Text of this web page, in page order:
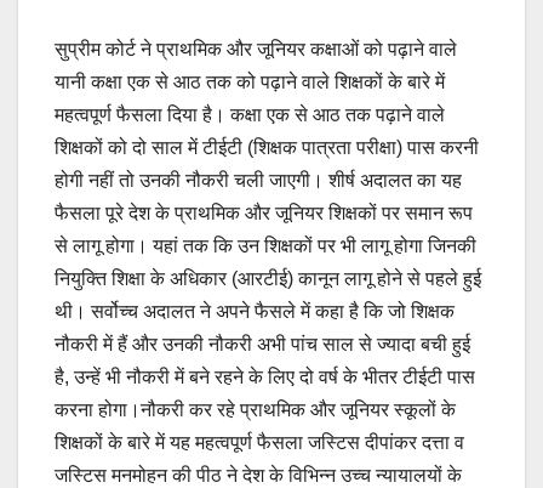
सुप्रीम कोर्ट ने प्राथमिक और जूनियर कक्षाओं को पढ़ाने वाले
यानी कक्षा एक से आठ तक को पढ़ाने वाले शिक्षकों के बारे में
महत्वपूर्ण फैसला दिया है। कक्षा एक से आठ तक पढ़ाने वाले
शिक्षकों को दो साल में टीईटी (शिक्षक पात्रता परीक्षा) पास करनी
होगी नहीं तो उनकी नौकरी चली जाएगी। शीर्ष अदालत का यह
फैसला पूरे देश के प्राथमिक और जूनियर शिक्षकों पर समान रूप
से लागू होगा। यहां तक कि उन शिक्षकों पर भी लागू होगा जिनकी
नियुक्ति शिक्षा के अधिकार (आरटीई) कानून लागू होने से पहले हुई
थी। सर्वोच्च अदालत ने अपने फैसले में कहा है कि जो शिक्षक
नौकरी में हैं और उनकी नौकरी अभी पांच साल से ज्यादा बची हुई
है, उन्हें भी नौकरी में बने रहने के लिए दो वर्ष के भीतर टीईटी पास
करना होगा।नौकरी कर रहे प्राथमिक और जूनियर स्कूलों के
शिक्षकों के बारे में यह महत्वपूर्ण फैसला जस्टिस दीपांकर दत्ता व
जस्टिस मनमोहन की पीठ ने देश के विभिन्न उच्च न्यायालयों के